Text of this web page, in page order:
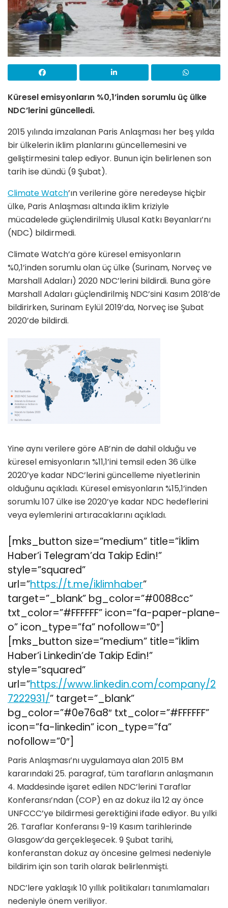
Küresel emisyonların %0,1’inden sorumlu üç ülke
NDC’lerini güncelledi.
2015 yılında imzalanan Paris Anlaşması her beş yılda
bir ülkelerin iklim planlarını güncellemesini ve
geliştirmesini talep ediyor. Bunun için belirlenen son
tarih ise dündü (9 Şubat).
Climate Watch’ın verilerine göre neredeyse hiçbir
ülke, Paris Anlaşması altında iklim kriziyle
mücadelede güçlendirilmiş Ulusal Katkı Beyanları’nı
(NDC) bildirmedi.
Climate Watch’a göre küresel emisyonların
%0,1’inden sorumlu olan üç ülke (Surinam, Norveç ve
Marshall Adaları) 2020 NDC’lerini bildirdi. Buna göre
Marshall Adaları güçlendirilmiş NDC’sini Kasım 2018’de
bildirirken, Surinam Eylül 2019’da, Norveç ise Şubat
2020’de bildirdi.
Yine aynı verilere göre AB’nin de dahil olduğu ve
küresel emisyonların %11,1’ini temsil eden 36 ülke
2020’ye kadar NDC’lerini güncelleme niyetlerinin
olduğunu açıkladı. Küresel emisyonların %15,1’inden
sorumlu 107 ülke ise 2020’ye kadar NDC hedeflerini
veya eylemlerini artıracaklarını açıkladı.
[mks_button size=”medium” title=”İklim
Haber’i Telegram’da Takip Edin!”
style=”squared”
url=”https://t.me/iklimhaber”
target=”_blank” bg_color=”#0088cc”
txt_color=”#FFFFFF” icon=”fa-paper-plane-
o” icon_type=”fa” nofollow=”0″]
[mks_button size=”medium” title=”İklim
Haber’i Linkedin’de Takip Edin!”
style=”squared”
url=”https://www.linkedin.com/company/2
7222931/” target=”_blank”
bg_color=”#0e76a8″ txt_color=”#FFFFFF”
icon=”fa-linkedin” icon_type=”fa”
nofollow=”0″]
Paris Anlaşması’nı uygulamaya alan 2015 BM
kararındaki 25. paragraf, tüm tarafların anlaşmanın
4. Maddesinde işaret edilen NDC’lerini Taraflar
Konferansı’ndan (COP) en az dokuz ila 12 ay önce
UNFCCC’ye bildirmesi gerektiğini ifade ediyor. Bu yılki
26. Taraflar Konferansı 9-19 Kasım tarihlerinde
Glasgow’da gerçekleşecek. 9 Şubat tarihi,
konferanstan dokuz ay öncesine gelmesi nedeniyle
bildirim için son tarih olarak belirlenmişti.
NDC’lere yaklaşık 10 yıllık politikaları tanımlamaları
nedeniyle önem veriliyor.